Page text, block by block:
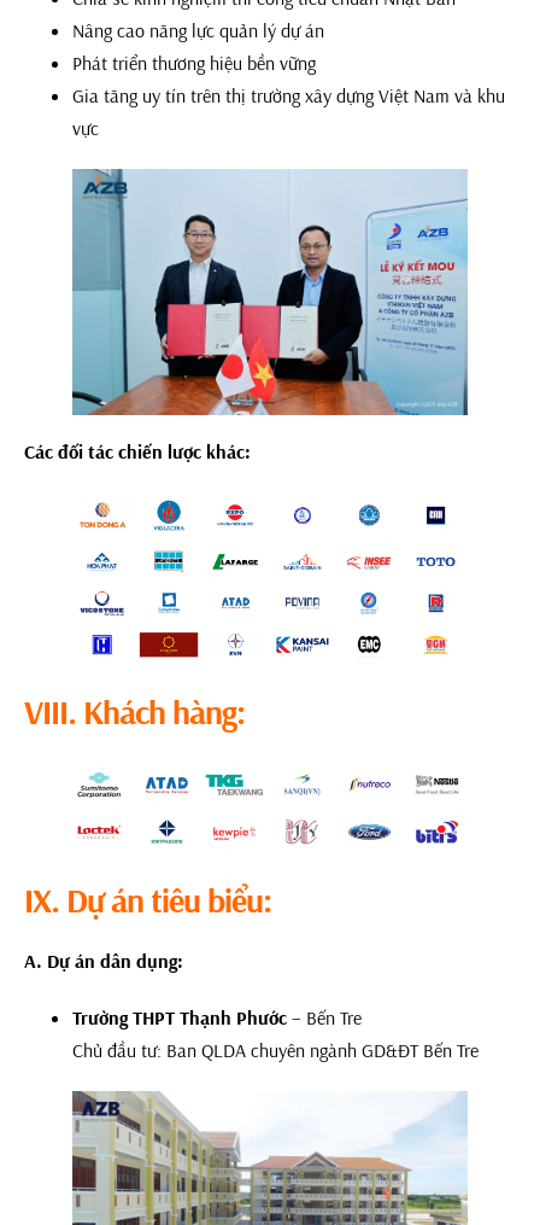
Nâng cao năng lực quản lý dự án
Phát triển thương hiệu bền vững
Gia tăng uy tín trên thị trường xây dựng Việt Nam và khu
vực
Các đối tác chiến lược khác:
VIII. Khách hàng:
IX. Dự án tiêu biểu:
A. Dự án dân dụng:
Trường THPT Thạnh Phước – Bến Tre
Chủ đầu tư: Ban QLDA chuyên ngành GD&ĐT Bến Tre